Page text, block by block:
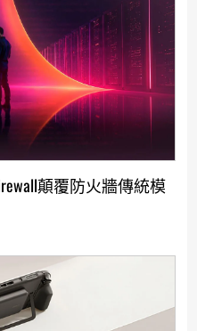
顛覆防火牆傳統模